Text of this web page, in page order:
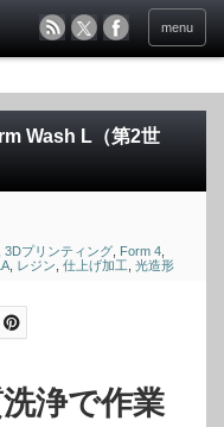
menu
Wash L（第2世
3Dプリンティング Form 4
レジン 仕上げ加工 光造形
浄で作業